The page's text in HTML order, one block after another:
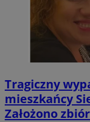
Tragiczny
mieszkańcy
Założono